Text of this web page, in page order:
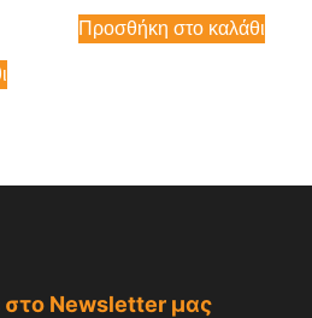
Προσθήκη στο καλάθι
στο Newsletter μας